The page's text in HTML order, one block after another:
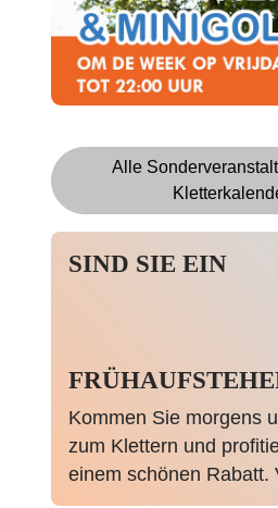
Alle
SIND SIE EIN
Kommen Sie morgens
zum Klettern und
einem schönen Rabatt.